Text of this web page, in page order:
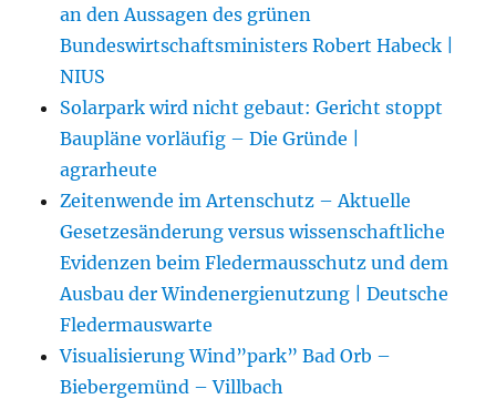
an den Aussagen des grünen
Bundeswirtschaftsministers Robert Habeck |
NIUS
Solarpark wird nicht gebaut: Gericht stoppt
Baupläne vorläufig – Die Gründe |
agrarheute
Zeitenwende im Artenschutz – Aktuelle
Gesetzesänderung versus wissenschaftliche
Evidenzen beim Fledermausschutz und dem
Ausbau der Windenergienutzung | Deutsche
Fledermauswarte
Visualisierung Wind”park” Bad Orb –
Biebergemünd – Villbach